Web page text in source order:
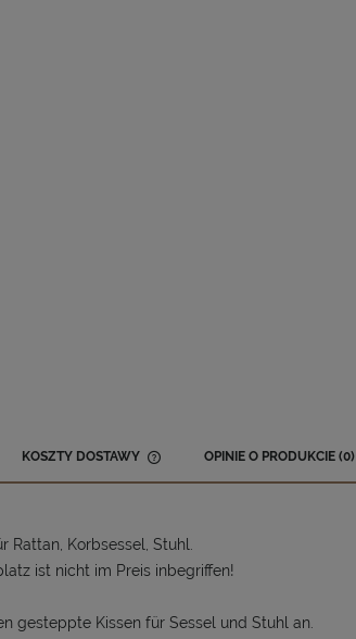
KOSZTY DOSTAWY
KOSZTÓW PŁATNOŚCI
OPINIE O PRODUKCIE (0)
Rattan, Korbsessel, Stuhl.
ist nicht im Preis inbegriffen!
gesteppte Kissen für Sessel und Stuhl an.